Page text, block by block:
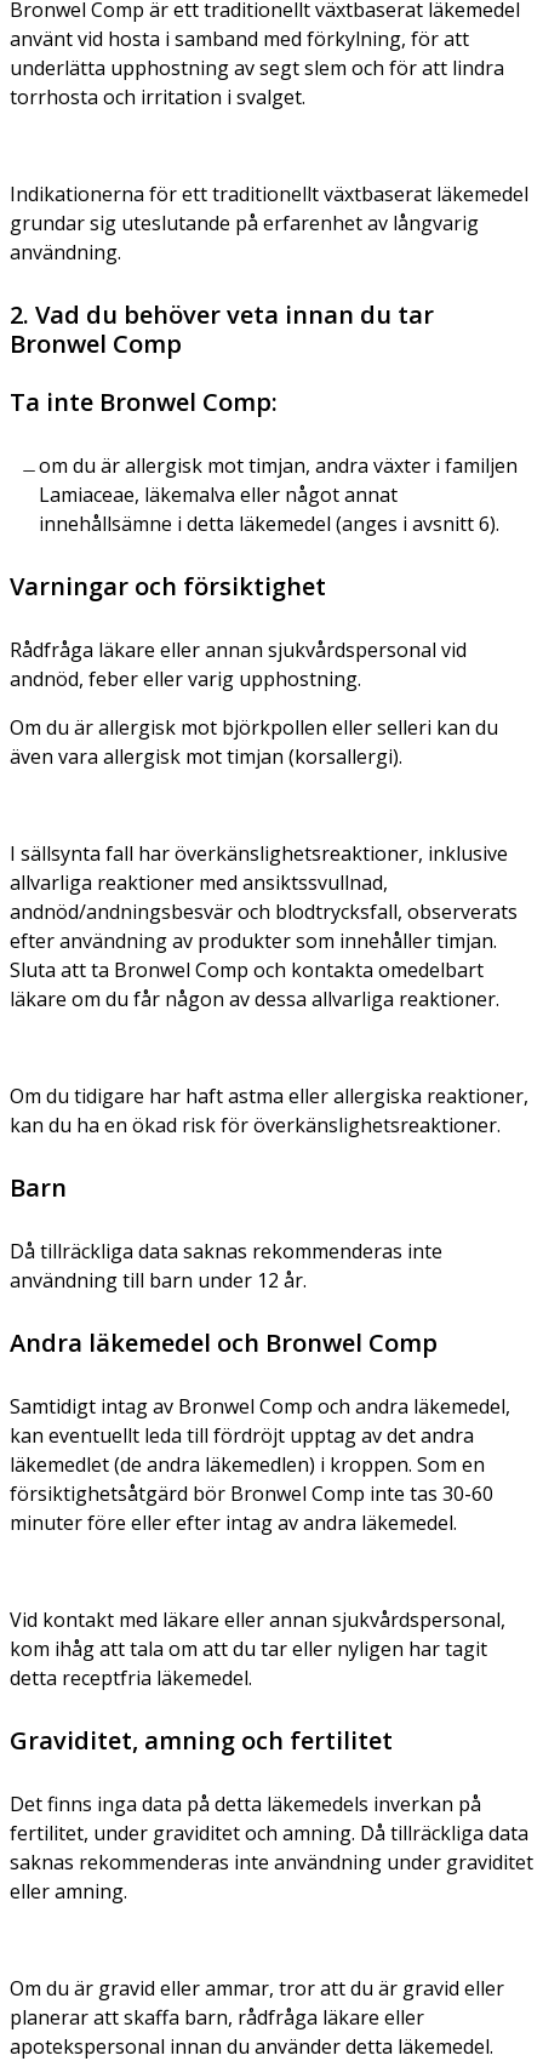
Bronwel Comp är ett traditionellt växtbaserat läkemedel
använt vid hosta i samband med förkylning, för att
underlätta upphostning av segt slem och för att lindra
torrhosta och irritation i svalget.
Indikationerna för ett traditionellt växtbaserat läkemedel
grundar sig uteslutande på erfarenhet av långvarig
användning.
2. Vad du behöver veta innan du tar
Bronwel Comp
Ta inte Bronwel Comp:
om du är allergisk mot timjan, andra växter i familjen
Lamiaceae, läkemalva eller något annat
innehållsämne i detta läkemedel (anges i avsnitt 6).
Varningar och försiktighet
Rådfråga läkare eller annan sjukvårdspersonal vid
andnöd, feber eller varig upphostning.
Om du är allergisk mot björkpollen eller selleri kan du
även vara allergisk mot timjan (korsallergi).
I sällsynta fall har överkänslighetsreaktioner, inklusive
allvarliga reaktioner med ansiktssvullnad,
andnöd/andningsbesvär och blodtrycksfall, observerats
efter användning av produkter som innehåller timjan.
Sluta att ta Bronwel Comp och kontakta omedelbart
läkare om du får någon av dessa allvarliga reaktioner.
Om du tidigare har haft astma eller allergiska reaktioner,
kan du ha en ökad risk för överkänslighetsreaktioner.
Barn
Då tillräckliga data saknas rekommenderas inte
användning till barn under 12 år.
Andra läkemedel och Bronwel Comp
Samtidigt intag av Bronwel Comp och andra läkemedel,
kan eventuellt leda till fördröjt upptag av det andra
läkemedlet (de andra läkemedlen) i kroppen. Som en
försiktighetsåtgärd bör Bronwel Comp inte tas 30-60
minuter före eller efter intag av andra läkemedel.
Vid kontakt med läkare eller annan sjukvårdspersonal,
kom ihåg att tala om att du tar eller nyligen har tagit
detta receptfria läkemedel.
Graviditet, amning och fertilitet
Det finns inga data på detta läkemedels inverkan på
fertilitet, under graviditet och amning. Då tillräckliga data
saknas rekommenderas inte användning under graviditet
eller amning.
Om du är gravid eller ammar, tror att du är gravid eller
planerar att skaffa barn, rådfråga läkare eller
apotekspersonal innan du använder detta läkemedel.